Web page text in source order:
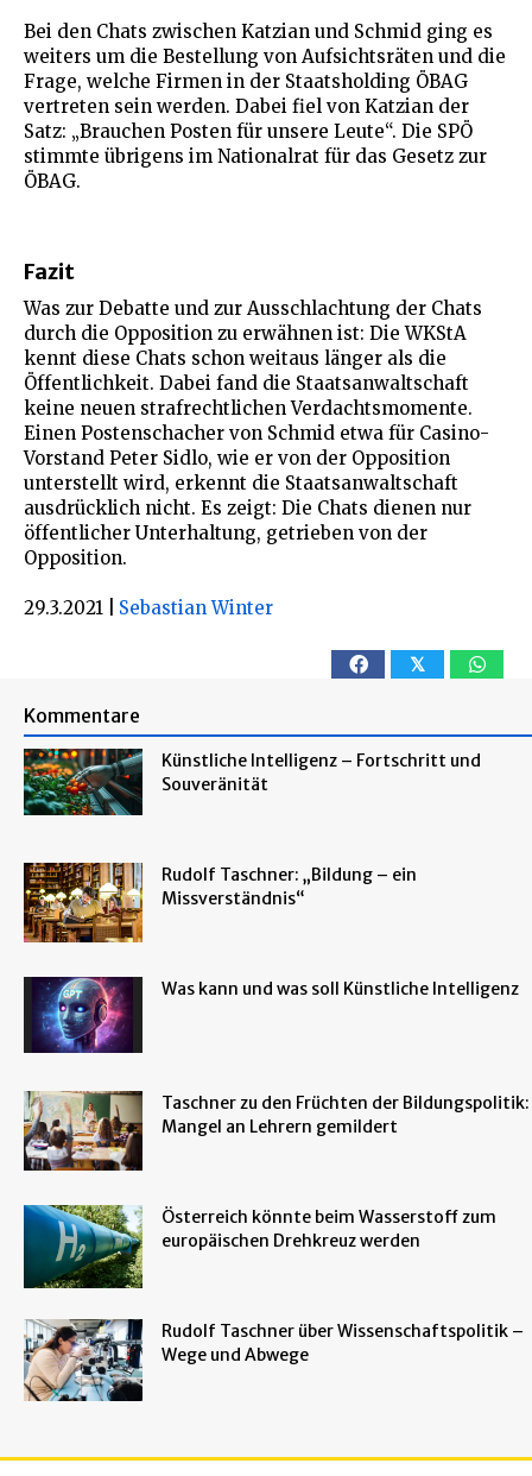
Bei den Chats zwischen Katzian und Schmid ging es
weiters um die Bestellung von Aufsichtsräten und die
Frage, welche Firmen in der Staatsholding ÖBAG
vertreten sein werden. Dabei fiel von Katzian der
Satz: „Brauchen Posten für unsere Leute“. Die SPÖ
stimmte übrigens im Nationalrat für das Gesetz zur
ÖBAG.
Fazit
Was zur Debatte und zur Ausschlachtung der Chats
durch die Opposition zu erwähnen ist: Die WKStA
kennt diese Chats schon weitaus länger als die
Öffentlichkeit. Dabei fand die Staatsanwaltschaft
keine neuen strafrechtlichen Verdachtsmomente.
Einen Postenschacher von Schmid etwa für Casino-
Vorstand Peter Sidlo, wie er von der Opposition
unterstellt wird, erkennt die Staatsanwaltschaft
ausdrücklich nicht. Es zeigt: Die Chats dienen nur
öffentlicher Unterhaltung, getrieben von der
Opposition.
29.3.2021 Sebastian Winter
𝕏
Kommentare
Künstliche Intelligenz – Fortschritt und
Souveränität
Rudolf Taschner: „Bildung – ein
Missverständnis“
Was kann und was soll Künstliche Intelligenz
Taschner zu den Früchten der Bildungspolitik:
Mangel an Lehrern gemildert
Österreich könnte beim Wasserstoff zum
europäischen Drehkreuz werden
Rudolf Taschner über Wissenschaftspolitik –
Wege und Abwege